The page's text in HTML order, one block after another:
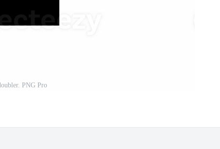
PNG Pro